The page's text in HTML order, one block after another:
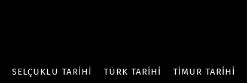
SELÇUKLU TARIHI TÜRK TARIHI TIMUR TARIHI